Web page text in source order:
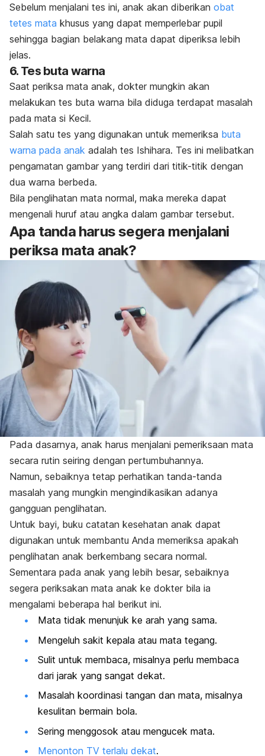
Sebelum menjalani tes ini, anak akan diberikan obat
tetes mata khusus yang dapat memperlebar pupil
sehingga bagian belakang mata dapat diperiksa lebih
jelas.
6. Tes buta warna
Saat periksa mata anak, dokter mungkin akan
melakukan tes buta warna bila diduga terdapat masalah
pada mata si Kecil.
Salah satu tes yang digunakan untuk memeriksa buta
warna pada anak adalah tes Ishihara. Tes ini melibatkan
pengamatan gambar yang terdiri dari titik-titik dengan
dua warna berbeda.
Bila penglihatan mata normal, maka mereka dapat
mengenali huruf atau angka dalam gambar tersebut.
Apa tanda harus segera menjalani
periksa mata anak?
Pada dasarnya, anak harus menjalani pemeriksaan mata
secara rutin seiring dengan pertumbuhannya.
Namun, sebaiknya tetap perhatikan tanda-tanda
masalah yang mungkin mengindikasikan adanya
gangguan penglihatan.
Untuk bayi, buku catatan kesehatan anak dapat
digunakan untuk membantu Anda memeriksa apakah
penglihatan anak berkembang secara normal.
Sementara pada anak yang lebih besar, sebaiknya
segera periksakan mata anak ke dokter bila ia
mengalami beberapa hal berikut ini.
Mata tidak menunjuk ke arah yang sama.
Mengeluh sakit kepala atau mata tegang.
Sulit untuk membaca, misalnya perlu membaca
dari jarak yang sangat dekat.
Masalah koordinasi tangan dan mata, misalnya
kesulitan bermain bola.
Sering menggosok atau mengucek mata.
Menonton TV terlalu dekat.